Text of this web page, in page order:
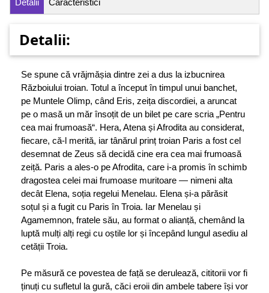
Detalii:
Se spune că vrăjmășia dintre zei a dus la izbucnirea
Războiului troian. Totul a început în timpul unui banchet,
pe Muntele Olimp, când Eris, zeița discordiei, a aruncat
pe o masă un măr însoțit de un bilet pe care scria „Pentru
cea mai frumoasă“. Hera, Atena și Afrodita au considerat,
fiecare, că-l merită, iar tânărul prinț troian Paris a fost cel
desemnat de Zeus să decidă cine era cea mai frumoasă
zeiță. Paris a ales-o pe Afrodita, care i-a promis în schimb
dragostea celei mai frumoase muritoare — nimeni alta
decât Elena, soția regelui Menelau. Elena și-a părăsit
soțul și a fugit cu Paris în Troia. Iar Menelau și
Agamemnon, fratele său, au format o alianță, chemând la
luptă mulți alți regi cu oștile lor și începând lungul asediu al
cetății Troia.
Pe măsură ce povestea de față se derulează, cititorii vor fi
ținuți cu sufletul la gură, căci eroii din ambele tabere își vor